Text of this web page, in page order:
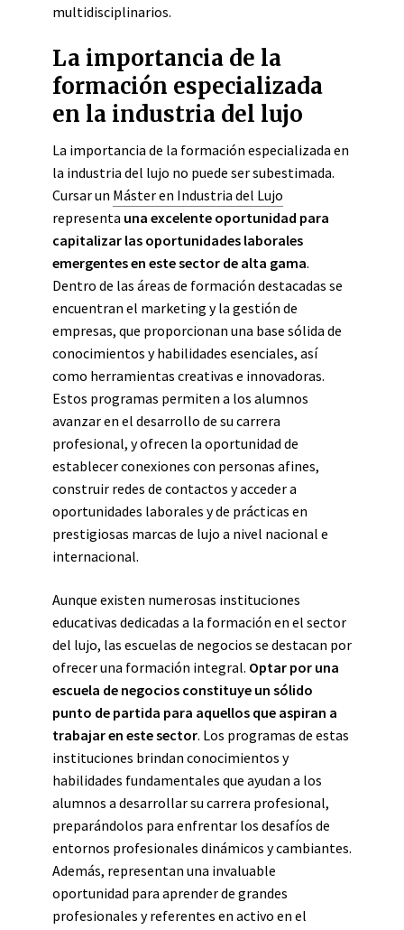
multidisciplinarios.
La importancia de la
formación especializada
en la industria del lujo
La importancia de la formación especializada en
la industria del lujo no puede ser subestimada.
Cursar un Máster en Industria del Lujo
representa una excelente oportunidad para
capitalizar las oportunidades laborales
emergentes en este sector de alta gama.
Dentro de las áreas de formación destacadas se
encuentran el marketing y la gestión de
empresas, que proporcionan una base sólida de
conocimientos y habilidades esenciales, así
como herramientas creativas e innovadoras.
Estos programas permiten a los alumnos
avanzar en el desarrollo de su carrera
profesional, y ofrecen la oportunidad de
establecer conexiones con personas afines,
construir redes de contactos y acceder a
oportunidades laborales y de prácticas en
prestigiosas marcas de lujo a nivel nacional e
internacional.
Aunque existen numerosas instituciones
educativas dedicadas a la formación en el sector
del lujo, las escuelas de negocios se destacan por
ofrecer una formación integral. Optar por una
escuela de negocios constituye un sólido
punto de partida para aquellos que aspiran a
trabajar en este sector. Los programas de estas
instituciones brindan conocimientos y
habilidades fundamentales que ayudan a los
alumnos a desarrollar su carrera profesional,
preparándolos para enfrentar los desafíos de
entornos profesionales dinámicos y cambiantes.
Además, representan una invaluable
oportunidad para aprender de grandes
profesionales y referentes en activo en el